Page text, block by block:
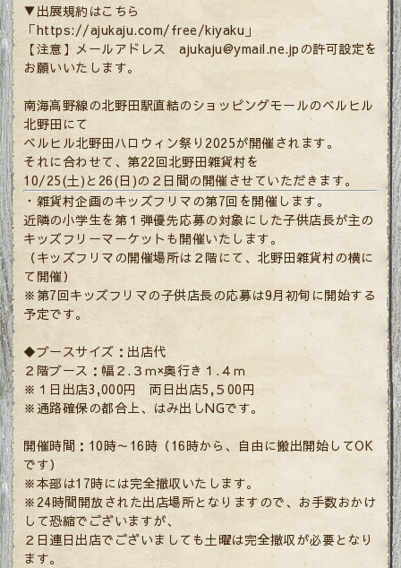
▼出展規約はこちら
「https://ajukaju.com/free/kiyaku 」
【注意】メールアドレス ajukaju@ymail.ne.jpの許可設定を
お願いいたします。
南海高野線の北野田駅直結のショッピングモールのベルヒル
北野田にて
ベルヒル北野田ハロウィン祭り2025が開催されます。
それに合わせて、第22回北野田雑貨村を
10/25(土)と26(日)の２日間の開催させていただきます。
・雑貨村企画のキッズフリマの第7回を開催します。
近隣の小学生を第１弾優先応募の対象にした子供店長が主の
キッズフリーマーケットも開催いたします。
（キッズフリマの開催場所は２階にて、北野田雑貨村の横に
て開催）
※第7回キッズフリマの子供店長の応募は9月初旬に開始する
予定です。
◆ブースサイズ：出店代
２階ブース：幅２.３ｍ×奥行き１.４ｍ
※１日出店3,000円 両日出店5,５00円
※通路確保の都合上、はみ出しNGです。
開催時間：10時～16時（16時から、自由に搬出開始してOK
です）
※本部は17時には完全撤収いたします。
※24時間開放された出店場所となりますので、お手数おかけ
して恐縮でございますが、
２日連日出店でございましても土曜は完全撤収が必要となり
ます。